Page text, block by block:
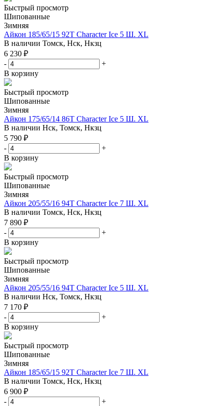
Быстрый просмотр
Шипованные
Зимняя
Айкон 185/65/15 92T Character Ice 5 Ш. XL
В наличии Томск, Нск, Нкзц
6 230 ₽
-
+
В корзину
Быстрый просмотр
Шипованные
Зимняя
Айкон 175/65/14 86T Character Ice 5 Ш. XL
В наличии Нск, Томск, Нкзц
5 790 ₽
-
+
В корзину
Быстрый просмотр
Шипованные
Зимняя
Айкон 205/55/16 94T Character Ice 7 Ш. XL
В наличии Томск, Нск, Нкзц
7 890 ₽
-
+
В корзину
Быстрый просмотр
Шипованные
Зимняя
Айкон 205/55/16 94T Character Ice 5 Ш. XL
В наличии Нск, Томск, Нкзц
7 170 ₽
-
+
В корзину
Быстрый просмотр
Шипованные
Зимняя
Айкон 185/65/15 92T Character Ice 7 Ш. XL
В наличии Томск, Нск, Нкзц
6 900 ₽
-
+